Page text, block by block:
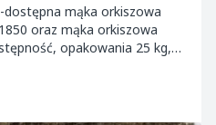
mąka orkiszowa
oraz mąka orkiszowa
opakowania 25 kg,